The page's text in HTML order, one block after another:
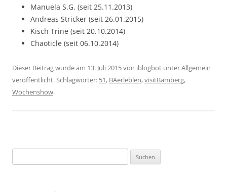
Manuela S.G. (seit 25.11.2013)
Andreas Stricker (seit 26.01.2015)
Kisch Trine (seit 20.10.2014)
Chaoticle (seit 06.10.2014)
Dieser Beitrag wurde am 13. Juli 2015von iblogbot unterAllgemein
veröffentlicht. Schlagwörter: 51, BAerleblen,visitBamberg,
Wochenshow.
nach: